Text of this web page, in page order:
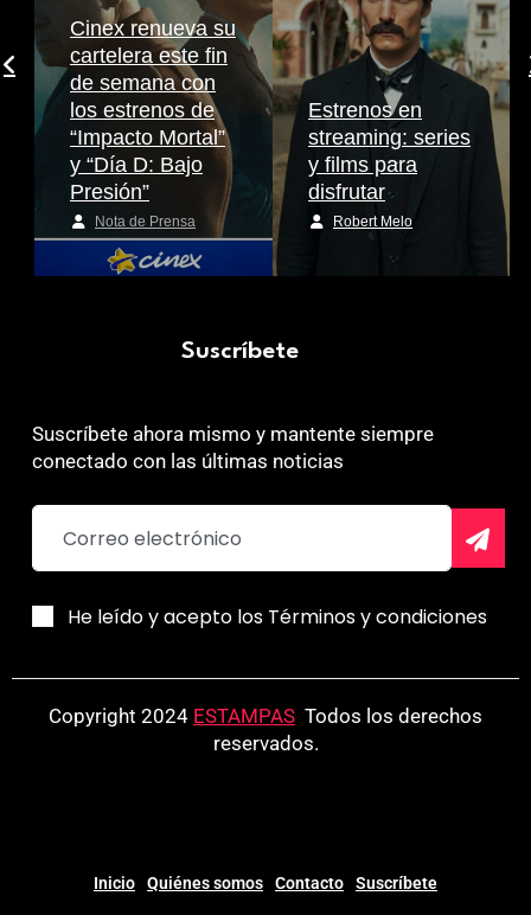
Cinex renueva su
cartelera este fin
de semana con
los estrenos de
“Impacto Mortal”
y “Día D: Bajo
Presión”
Nota de Prensa
Estrenos en
streaming: series
y films para
disfrutar
Robert Melo
Suscríbete
Suscríbete ahora mismo y mantente siempre
conectado con las últimas noticias
He leído y acepto los Términos y condiciones
Copyright 2024 ESTAMPAS Todos los derechos
reservados.
Inicio Quiénes somos Contacto Suscríbete